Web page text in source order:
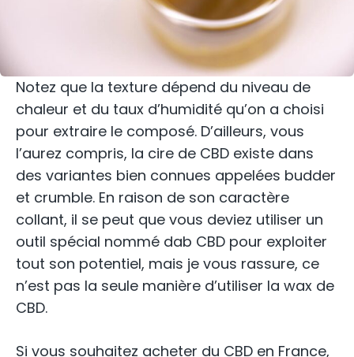
Notez que la texture dépend du niveau de
chaleur et du taux d’humidité qu’on a choisi
pour extraire le composé. D’ailleurs, vous
l’aurez compris, la cire de CBD existe dans
des variantes bien connues appelées budder
et crumble. En raison de son caractère
collant, il se peut que vous deviez utiliser un
outil spécial nommé dab CBD pour exploiter
tout son potentiel, mais je vous rassure, ce
n’est pas la seule manière d’utiliser la wax de
CBD.
Si vous souhaitez acheter du CBD en France,